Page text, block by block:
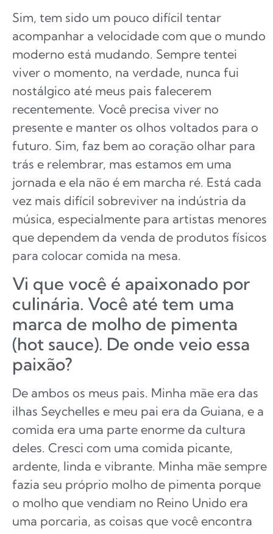
Sim, tem sido um pouco difícil tentar
acompanhar a velocidade com que o mundo
moderno está mudando. Sempre tentei
viver o momento, na verdade, nunca fui
nostálgico até meus pais falecerem
recentemente. Você precisa viver no
presente e manter os olhos voltados para o
futuro. Sim, faz bem ao coração olhar para
trás e relembrar, mas estamos em uma
jornada e ela não é em marcha ré. Está cada
vez mais difícil sobreviver na indústria da
música, especialmente para artistas menores
que dependem da venda de produtos físicos
para colocar comida na mesa.
Vi que você é apaixonado por
culinária. Você até tem uma
marca de molho de pimenta
(hot sauce). De onde veio essa
paixão?
De ambos os meus pais. Minha mãe era das
ilhas Seychelles e meu pai era da Guiana, e a
comida era uma parte enorme da cultura
deles. Cresci com uma comida picante,
ardente, linda e vibrante. Minha mãe sempre
fazia seu próprio molho de pimenta porque
o molho que vendiam no Reino Unido era
uma porcaria, as coisas que você encontra